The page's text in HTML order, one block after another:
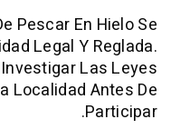
El Juego De Pescar
De Actividad Legal
Investigar
De Cada